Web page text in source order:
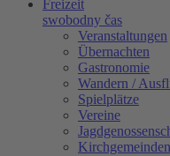
Freizeit
swobodny čas
Veranstaltungen
Übernachten
Gastronomie
Wandern /
Spielplätze
Vereine
Kirchgemeinden